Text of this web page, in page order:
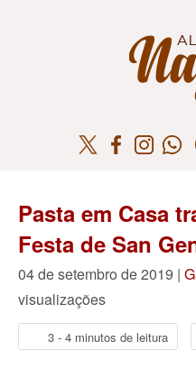
Pasta em Casa
Festa de San
04 de setembro de 2019 |
visualizações
3 - 4 minutos de leitura